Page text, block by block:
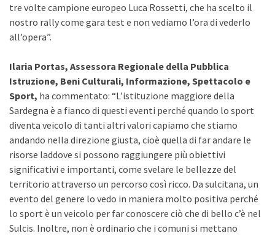
tre volte campione europeo Luca Rossetti, che ha scelto il
nostro rally come gara test e non vediamo l’ora di vederlo
all’opera”.
Ilaria Portas, Assessora Regionale della Pubblica
Istruzione, Beni Culturali, Informazione, Spettacolo e
Sport, ha commentato: “L’istituzione maggiore della
Sardegna è a fianco di questi eventi perché quando lo sport
diventa veicolo di tanti altri valori capiamo che stiamo
andando nella direzione giusta, cioè quella di far andare le
risorse laddove si possono raggiungere più obiettivi
significativi e importanti, come svelare le bellezze del
territorio attraverso un percorso così ricco. Da sulcitana, un
evento del genere lo vedo in maniera molto positiva perché
lo sport è un veicolo per far conoscere ciò che di bello c’è nel
Sulcis. Inoltre, non è ordinario che i comuni si mettano